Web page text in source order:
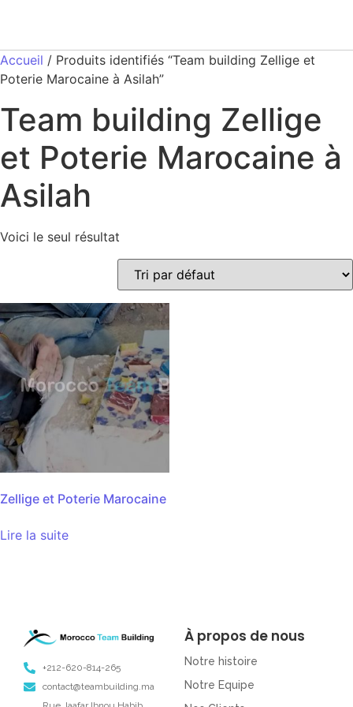
Accueil / Produits identifiés “Team building Zellige et
Poterie Marocaine à Asilah”
Team building Zellige
et Poterie Marocaine à
Asilah
Voici le seul résultat
Zellige et Poterie Marocaine
Lire la suite
+212-620-814-265
contact@teambuilding.ma
À propos de nous
Notre histoire
Notre Equipe